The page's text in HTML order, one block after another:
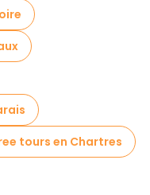
tours en Chartres